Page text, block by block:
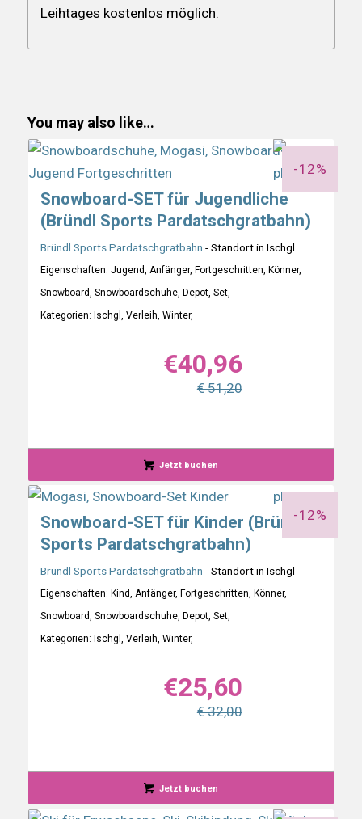
Leihtages kostenlos möglich.
You may also like…
-12%
Snowboard-SET für Jugendliche
(Bründl Sports Pardatschgratbahn)
Bründl Sports Pardatschgratbahn - Standort in Ischgl
Eigenschaften: Jugend, Anfänger, Fortgeschritten, Könner,
Snowboard, Snowboardschuhe, Depot, Set,
Kategorien: Ischgl, Verleih, Winter,
€40,96
€ 51,20
Jetzt buchen
-12%
Snowboard-SET für Kinder (Bründl
Sports Pardatschgratbahn)
Bründl Sports Pardatschgratbahn - Standort in Ischgl
Eigenschaften: Kind, Anfänger, Fortgeschritten, Könner,
Snowboard, Snowboardschuhe, Depot, Set,
Kategorien: Ischgl, Verleih, Winter,
€25,60
€ 32,00
Jetzt buchen